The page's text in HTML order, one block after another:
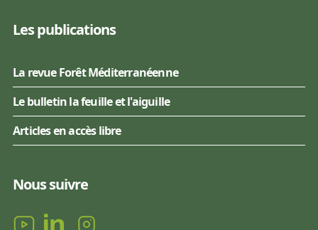
Les publications
La revue Forêt Méditerranéenne
Le bulletin la feuille et l'aiguille
Articles en accès libre
Nous suivre